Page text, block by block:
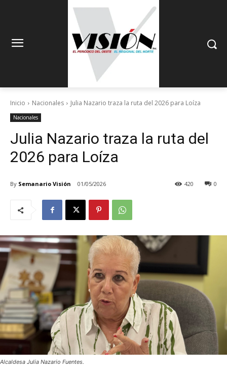
Inicio Nacionales Julia Nazario traza la ruta del 2026 para Loíza
Nacionales
Julia Nazario traza la ruta del
2026 para Loíza
By Semanario Visión 01/05/2026 0
420
Alcaldesa Julia Nazario Fuentes.